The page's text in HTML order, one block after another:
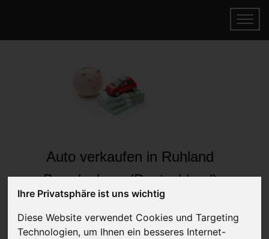
Ihre Privatsphäre ist uns wichtig
Diese Website verwendet Cookies und Targeting
Technologien, um Ihnen ein besseres Internet-
Auto verkaufen in Ruhland
Brandenburg (Deutschland)
Online Auto verkaufen & gratis abholen
lassen
Auf Wunsch sofort Geld für Ihr Auto erhalten